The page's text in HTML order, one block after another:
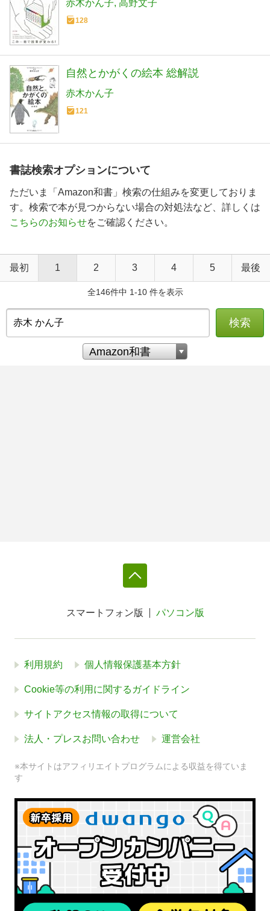
赤木かん子 高野文子
128
自然とかがくの絵本 総解説
赤木かん子
121
書誌検索オプションについて
ただいま「Amazon和書」検索の仕組みを変更しておりま
す。検索で本が見つからない場合の対処法など、詳しくは
こちらのお知らせをご確認ください。
最初 1 2 3 4 5 最後
全146件中 1-10 件を表示
検索
スマートフォン版 パソコン版
利用規約 個人情報保護基本方針
Cookie等の利用に関するガイドライン
サイトアクセス情報の取得について
法人・プレスお問い合わせ 運営会社
※本サイトはアフィリエイトプログラムによる収益を得ていま
す